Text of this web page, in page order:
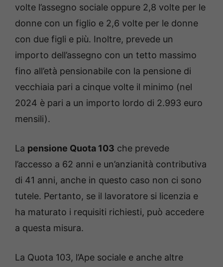
volte l’assegno sociale oppure 2,8 volte per le
donne con un figlio e 2,6 volte per le donne
con due figli e più. Inoltre, prevede un
importo dell’assegno con un tetto massimo
fino all’età pensionabile con la pensione di
vecchiaia pari a cinque volte il minimo (nel
2024 è pari a un importo lordo di 2.993 euro
mensili).
La pensione Quota 103 che prevede
l’accesso a 62 anni e un’anzianità contributiva
di 41 anni, anche in questo caso non ci sono
tutele. Pertanto, se il lavoratore si licenzia e
ha maturato i requisiti richiesti, può accedere
a questa misura.
La Quota 103, l’Ape sociale e anche altre